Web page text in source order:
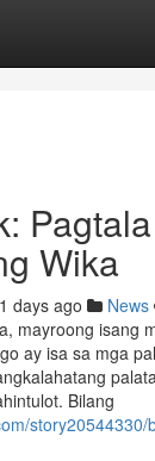
Wika
days ago News
mayroong isang
ay isa sa mga
Bilang
story20544330/